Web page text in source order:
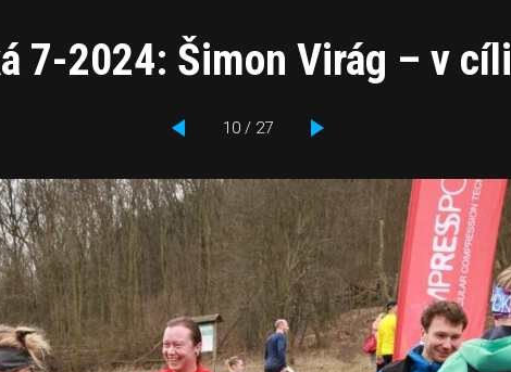
7-2024: Šimon Virág – v cíli
10 / 27